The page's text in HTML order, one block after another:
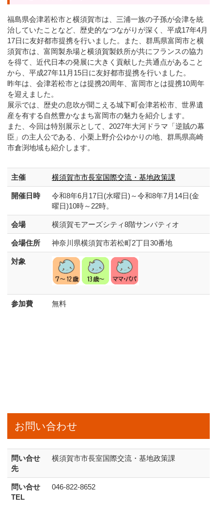
福島県会津若松市と横須賀市は、三浦⼀族の⼦孫が会津を統
治していたことなど、歴史的なつながりが深く、平成17年4⽉
17⽇に友好都市提携を⾏いました。また、群⾺県富岡市と横
須賀市は、富岡製⽷場と横須賀製鉄所が共にフランスの協⼒
を得て、近代⽇本の発展に⼤きく貢献した共通点があること
から、平成27年11⽉15⽇に友好都市提携を⾏いました。
昨年は、会津若松市とは提携20周年、富岡市とは提携10周年
を迎えました。
展⽰では、歴史の息吹が聞こえる城下町会津若松市、世界遺
産を有する⾃然豊かなまち富岡市の魅⼒を紹介します。
また、今回は特別展⽰として、2027年⼤河ドラマ「逆賊の幕
⾂」の主⼈公である、⼩栗上野介公ゆかりの地、群⾺県⾼崎
市倉渕地域も紹介します。
主催 横須賀市市長室国際交流・基地政策課
開催日時
令和8年6月17日(水曜日)～令和8年7月14日(金
曜日)10時～22時。
会場 横須賀モアーズシティ8階サンパティオ
会場住所 神奈川県横須賀市若松町2丁目30番地
対象
参加費 無料
お問い合わせ
問い合せ
先
横須賀市市長室国際交流・基地政策課
問い合せ
TEL
046-822-8652